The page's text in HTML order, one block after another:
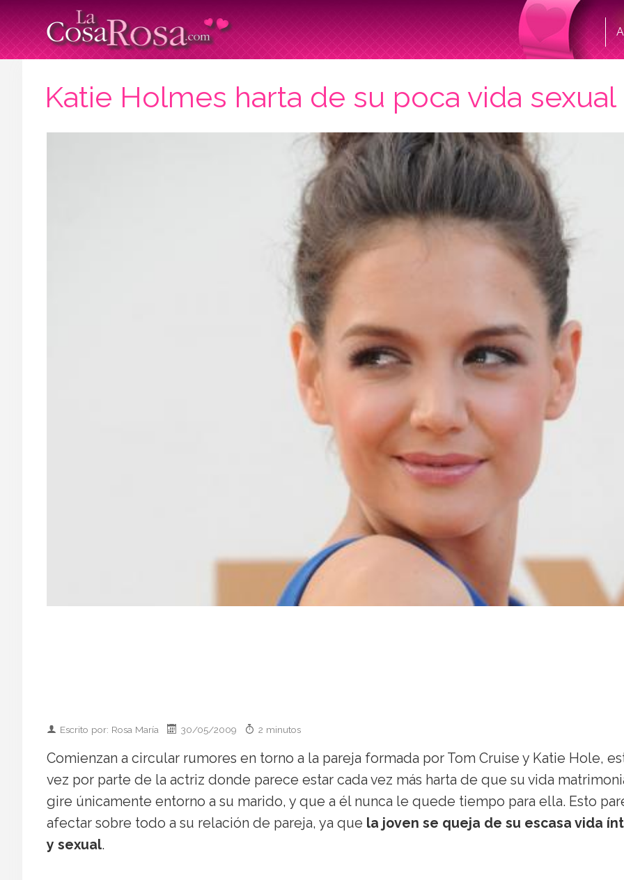
Katie Holmes harta de su poca vida sexual
Escrito por: Rosa María 30/05/2009 2 minutos
Comienzan a circular rumores en torno a la pareja formada por Tom Cruise y Katie Hole,
vez por parte de la actriz donde parece estar cada vez más harta de que su vida
gire únicamente entorno a su marido, y que a él nunca le quede tiempo para ella. Esto
afectar sobre todo a su relación de pareja, ya que la joven se queja de su escasa vida
y sexual.